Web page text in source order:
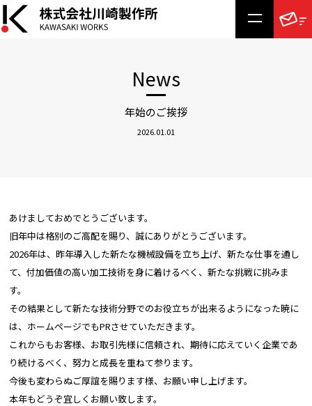
News
年始のご挨拶
2026.01.01
あけましておめでとうございます。
旧年中は格別のご高配を賜り、誠にありがとうございます。
2026年は、昨年導入した新たな機械設備を立ち上げ、新たな仕事を通し
て、付加価値の高い加工技術を身に着けるべく、新たな挑戦に挑みま
す。
その結果として新たな技術分野でのお役立ちが出来るようになった暁に
は、ホームページでもPRさせていただきます。
これからもお客様、お取引先様に信頼され、期待に応えていく企業であ
り続けるべく、努力と成長を重ねて参ります。
今後も変わらぬご厚誼を賜ります様、お願い申し上げます。
本年もどうぞ宜しくお願い致します。